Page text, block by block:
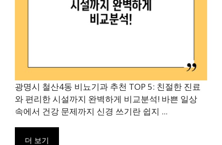
광명시 철산4동 비뇨기과 추천 TOP 5: 친절한 진료
와 편리한 시설까지 완벽하게 비교분석! 바쁜 일상
속에서 건강 문제까지 신경 쓰기란 쉽지 ...
더 보기